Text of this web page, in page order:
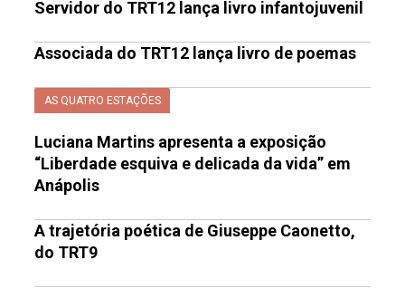
Servidor do TRT12 lança livro infantojuvenil
Associada do TRT12 lança livro de poemas
AS QUATRO ESTAÇÕES
Luciana Martins apresenta a exposição
“Liberdade esquiva e delicada da vida” em
Anápolis
A trajetória poética de Giuseppe Caonetto,
do TRT9